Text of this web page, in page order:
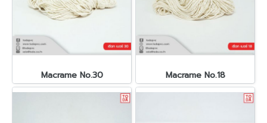
Macrame No.30 Macrame No.18